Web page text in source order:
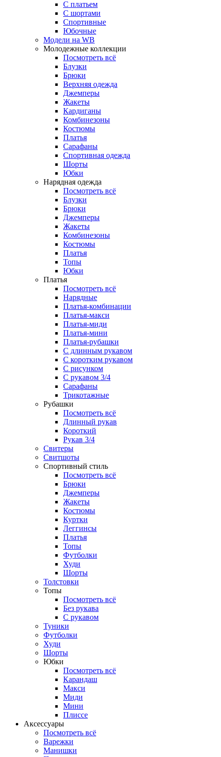
С платьем
С шортами
Спортивные
Юбочные
Модели на WB
Молодежные коллекции
Посмотреть всё
Блузки
Брюки
Верхняя одежда
Джемперы
Жакеты
Кардиганы
Комбинезоны
Костюмы
Платья
Сарафаны
Спортивная одежда
Шорты
Юбки
Нарядная одежда
Посмотреть всё
Блузки
Брюки
Джемперы
Жакеты
Комбинезоны
Костюмы
Платья
Топы
Юбки
Платья
Посмотреть всё
Нарядные
Платья-комбинации
Платья-макси
Платья-миди
Платья-мини
Платья-рубашки
С длинным рукавом
С коротким рукавом
С рисунком
С рукавом 3/4
Сарафаны
Трикотажные
Рубашки
Посмотреть всё
Длинный рукав
Короткий
Рукав 3/4
Свитеры
Свитшоты
Спортивный стиль
Посмотреть всё
Брюки
Джемперы
Жакеты
Костюмы
Куртки
Леггинсы
Платья
Топы
Футболки
Худи
Шорты
Толстовки
Топы
Посмотреть всё
Без рукава
С рукавом
Туники
Футболки
Худи
Шорты
Юбки
Посмотреть всё
Карандаш
Макси
Миди
Мини
Плиссе
Аксессуары
Посмотреть всё
Варежки
Манишки